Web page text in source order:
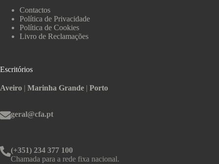
Contactos
Política de Privacidade
Política de Cookies
Livro de Reclamações
Escritórios
Aveiro | Marinha Grande | Porto
geral@cfa.pt
(+351) 234 377 100
Chamada para a rede fixa nacional.